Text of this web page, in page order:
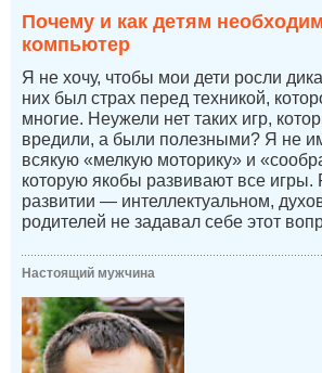
Почему и как детям
компьютер
Я не хочу, чтобы мои дети росли
них был страх перед техникой,
многие. Неужели нет таких игр,
вредили, а были полезными? Я не
всякую «мелкую моторику» и
которую якобы развивают все игры.
развитии — интеллектуальном,
родителей не задавал себе этот
Настоящий мужчина